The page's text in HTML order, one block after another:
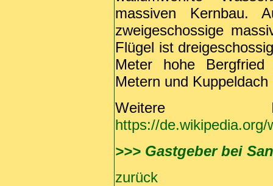
massiven Kernbau.
zweigeschossige
Flügel ist
Meter hohe
Metern und
Weitere
https://de.wikipedia.org/
>>> Gastgeber bei
zurück